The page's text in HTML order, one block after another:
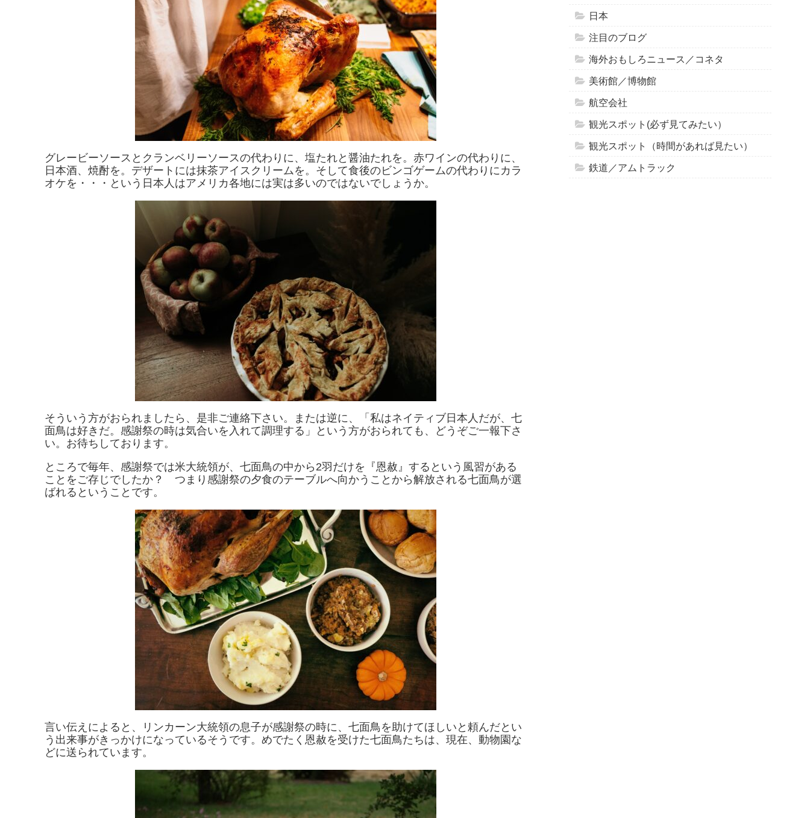
グレービーソースとクランベリーソースの代わりに、塩たれと醤油たれを。赤ワインの代わりに、
日本酒、焼酎を。デザートには抹茶アイスクリームを。そして食後のビンゴゲームの代わりにカラ
オケを・・・という日本人はアメリカ各地には実は多いのではないでしょうか。
そういう方がおられましたら、是非ご連絡下さい。または逆に、「私はネイティブ日本人だが、七
面鳥は好きだ。感謝祭の時は気合いを入れて調理する」という方がおられても、どうぞご一報下さ
い。お待ちしております。
ところで毎年、感謝祭では米大統領が、七面鳥の中から2羽だけを『恩赦』するという風習がある
ことをご存じでしたか？ つまり感謝祭の夕食のテーブルへ向かうことから解放される七面鳥が選
ばれるということです。
言い伝えによると、リンカーン大統領の息子が感謝祭の時に、七面鳥を助けてほしいと頼んだとい
う出来事がきっかけになっているそうです。めでたく恩赦を受けた七面鳥たちは、現在、動物園な
どに送られています。
日本
注目のブログ
海外おもしろニュース／コネタ
美術館／博物館
航空会社
観光スポット(必ず見てみたい）
観光スポット（時間があれば見たい）
鉄道／アムトラック